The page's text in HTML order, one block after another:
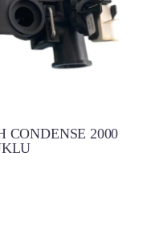
CONDENSE 2000